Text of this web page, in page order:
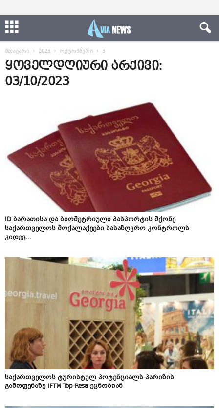
მთავარი 2023 ოქტომბერი 3
ყოველდღიური არქივი:
03/10/2023
ID ბარათისა და ბიომეტრიული პასპორტის მქონე
საქართველოს მოქალაქეები სასაზღვრო კონტროლს
კიდევ...
საქართველოს ტურისტულ პოტენციალს პარიზის
გამოფენაზე IFTM Top Resa ეცნობიან